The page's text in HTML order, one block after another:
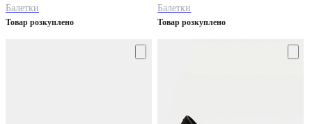
Балетки
Товар розкуплено
Балетки
Товар розкуплено